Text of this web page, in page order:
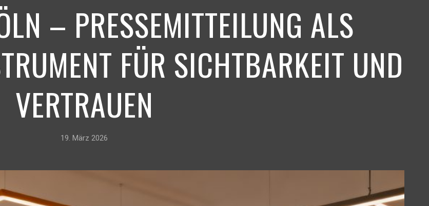
– PRESSEMITTEILUNG ALS
FÜR SICHTBARKEIT UND
VERTRAUEN
19. März 2026